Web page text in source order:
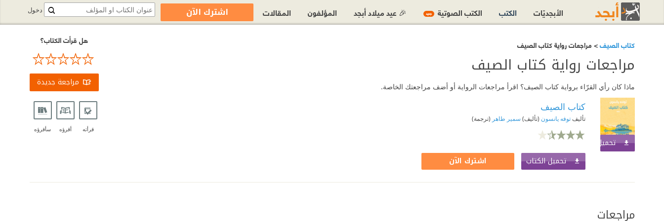
كتاب الصيف> مراجعات رواية كتاب الصيف
مراجعات رواية كتاب الصيف
ماذا كان رأي القرّاء برواية كتاب الصيف؟ اقرأ مراجعات الرواية أو أضف مراجعتك الخاصة.
تحميل الكتاب اشترك الآن
كتاب الصيف
تأليفتوفه يانسون (تأليف) سمير طاهر (ترجمة)
تحميل الكتاب اشترك الآن
هل قرأت الكتاب؟
مراجعة جديدة
قرأته أقرؤه سأقرؤه
مراجعات
دخول الأبجديّات الكتب الكتب الصوتية جديد 🎉 عيد ميلاد أبجد المؤلفون المقالات اشترك الآن